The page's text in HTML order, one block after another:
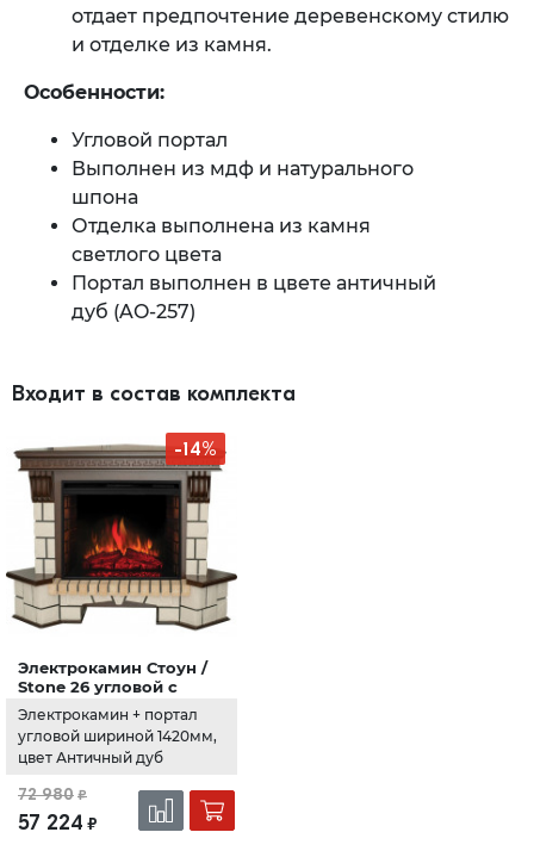
отдает предпочтение деревенскому стилю
и отделке из камня.
Особенности:
Угловой портал
Выполнен из мдф и натурального
шпона
Отделка выполнена из камня
светлого цвета
Портал выполнен в цвете античный
дуб (AO-257)
Входит в состав комплекта
-14%
Электрокамин Стоун /
Stone ​26 угловой с
очагом Аквамарин /
Aquamarine ​26
Античный дуб
Электрокамин + портал
угловой шириной 1420мм,
цвет Античный дуб
72 980 ₽
57 224 ₽